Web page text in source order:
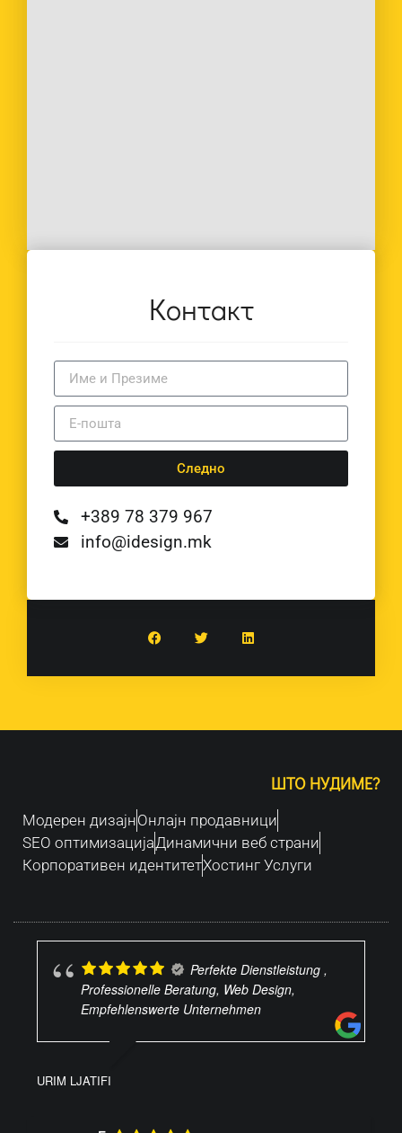
Контакт
Следно
+389 78 379 967
info@idesign.mk
ШТО НУДИМЕ?
Модерен дизајнOнлајн продавници
SEO оптимизацијаДинамични веб страни
Корпоративен идентитетХостинг Услуги
Perfekte Dienstleistung ,
Professionelle Beratung, Web Design,
Empfehlenswerte Unternehmen
URIM LJATIFI